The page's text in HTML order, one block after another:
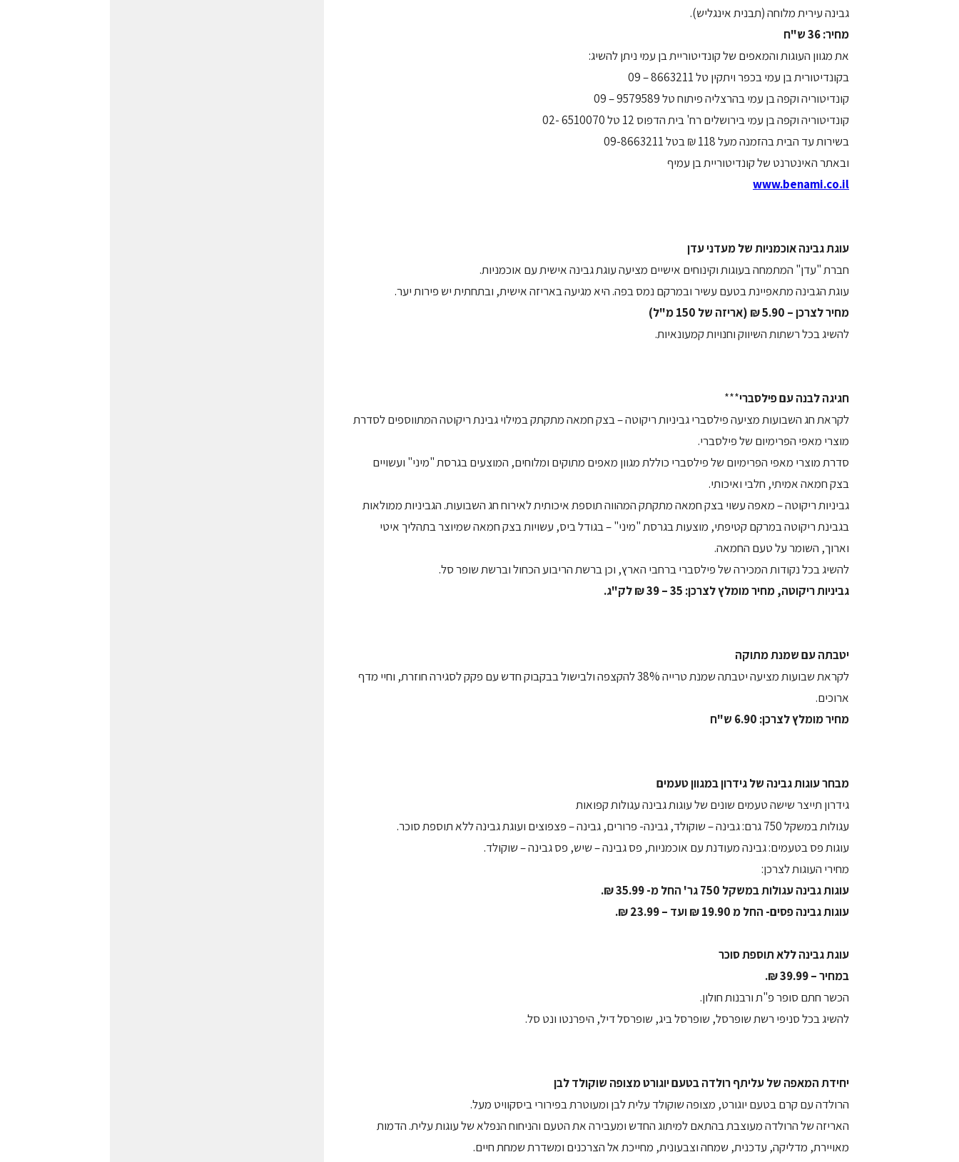
גבינה עירית מלוחה (תבנית אינגליש).
מחיר: 36 ש"ח
את מגוון העוגות והמאפים של קונדיטוריית בן עמי ניתן להשיג:
בקונדיטורית בן עמי בכפר ויתקין טל 8663211 – 09
קונדיטוריה וקפה בן עמי בהרצליה פיתוח טל 9579589 – 09
קונדיטוריה וקפה בן עמי בירושלים רח' בית הדפוס 12 טל 6510070 -02
בשירות עד הבית בהזמנה מעל 118 ₪ בטל 09-8663211
ובאתר האינטרנט של קונדיטוריית בן עמיף
www.benami.co.il
עוגת גבינה אוכמניות של מעדני עדן
חברת "עדן" המתמחה בעוגות וקינוחים אישיים מציעה עוגת גבינה אישית עם אוכמניות.
עוגת הגבינה מתאפיינת בטעם עשיר ובמרקם נמס בפה. היא מגיעה באריזה אישית, ובתחתית יש פירות יער.
מחיר לצרכן – 5.90 ₪ (אריזה של 150 מ"ל)
להשיג בכל רשתות השיווק וחנויות קמעונאיות.
חגיגה לבנה עם פילסברי***
לקראת חג השבועות מציעה פילסברי גביניות ריקוטה – בצק חמאה מתקתק במילוי גבינת ריקוטה המתווספים לסדרת
מוצרי מאפי הפרימיום של פילסברי.
סדרת מוצרי מאפי הפרימיום של פילסברי כוללת מגוון מאפים מתוקים ומלוחים, המוצעים בגרסת "מיני" ועשויים
בצק חמאה אמיתי, חלבי ואיכותי.
גביניות ריקוטה – מאפה עשוי בצק חמאה מתקתק המהווה תוספת איכותית לאירוח חג השבועות. הגביניות ממולאות
בגבינת ריקוטה במרקם קטיפתי, מוצעות בגרסת "מיני" – בגודל ביס, עשויות בצק חמאה שמיוצר בתהליך איטי
וארוך, השומר על טעם החמאה.
להשיג בכל נקודות המכירה של פילסברי ברחבי הארץ, וכן ברשת הריבוע הכחול וברשת שופר סל.
גביניות ריקוטה, מחיר מומלץ לצרכן: 35 – 39 ₪ לק"ג.
יטבתה עם שמנת מתוקה
לקראת שבועות מציעה יטבתה שמנת טרייה 38% להקצפה ולבישול בבקבוק חדש עם פקק לסגירה חוזרת, וחיי מדף
ארוכים.
מחיר מומלץ לצרכן: 6.90 ש"ח
מבחר עוגות גבינה של גידרון במגוון טעמים
גידרון תייצר שישה טעמים שונים של עוגות גבינה עגולות קפואות
עגולות במשקל 750 גרם: גבינה – שוקולד, גבינה- פרורים, גבינה – פצפוצים ועוגת גבינה ללא תוספת סוכר.
עוגות פס בטעמים: גבינה מעודנת עם אוכמניות, פס גבינה – שיש, פס גבינה – שוקולד.
מחירי העוגות לצרכן:
עוגות גבינה עגולות במשקל 750 גר' החל מ- 35.99 ₪.
עוגות גבינה פסים- החל מ 19.90 ₪ ועד – 23.99 ₪.
עוגת גבינה ללא תוספת סוכר
במחיר – 39.99 ₪.
הכשר חתם סופר פ"ת ורבנות חולון.
להשיג בכל סניפי רשת שופרסל, שופרסל ביג, שופרסל דיל, היפרנטו ונט סל.
יחידת המאפה של עליתף רולדה בטעם יוגורט מצופה שוקולד לבן
הרולדה עם קרם בטעם יוגורט, מצופה שוקולד עלית לבן ומעוטרת בפירורי ביסקוויט מעל.
האריזה של הרולדה מעוצבת בהתאם למיתוג החדש ומעבירה את הטעם והניחוח הנפלא של עוגות עלית. הדמות
מאויירת, מדליקה, עדכנית, שמחה וצבעונית, מחייכת אל הצרכנים ומשדרת שמחת חיים.